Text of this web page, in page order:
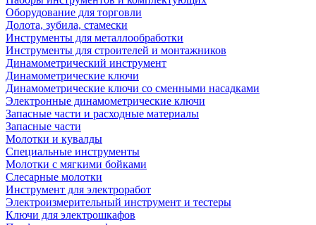
Оборудование для торговли
Долота, зубила, стамески
Инструменты для металлообработки
Инструменты для строителей и монтажников
Динамометрический инструмент
Динамометрические ключи
Динамометрические ключи со сменными насадками
Электронные динамометрические ключи
Запасные части и расходные материалы
Запасные части
Молотки и кувалды
Специальные инструменты
Молотки с мягкими бойками
Слесарные молотки
Инструмент для электроработ
Электроизмерительный инструмент и тестеры
Ключи для электрошкафов